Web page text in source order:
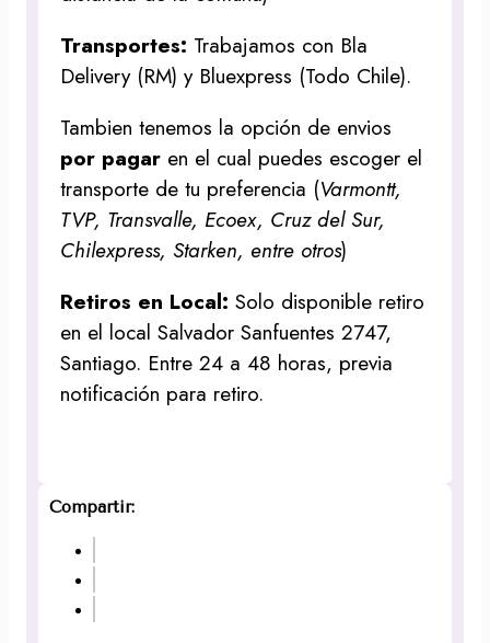
Transportes: Trabajamos con Bla
Delivery (RM) y Bluexpress (Todo Chile).
Tambien tenemos la opción de envios
por pagar en el cual puedes escoger el
transporte de tu preferencia (Varmontt,
TVP, Transvalle, Ecoex, Cruz del Sur,
Chilexpress, Starken, entre otros)
Retiros en Local:Solo disponible retiro
en el local Salvador Sanfuentes 2747,
Santiago. Entre 24 a 48 horas, previa
notificación para retiro.
Compartir: